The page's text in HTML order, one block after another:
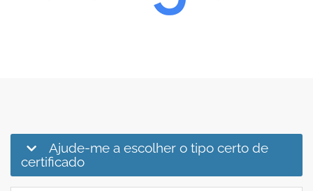
Ajude-me a escolher o tipo certo de
certificado